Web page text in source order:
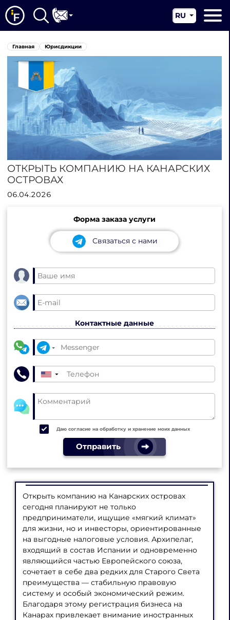
О нас
Новости
Юрисдикции
Контакты
RU
EN
Главная Юрисдикции
ОТКРЫТЬ КОМПАНИЮ НА КАНАРСКИХ
ОСТРОВАХ
06.04.2026
Форма заказа услуги
Связаться с нами
Контактные данные
▼
Даю согласие на обработку и хранение моих данных
Отправить
Открыть компанию на Канарских островах
сегодня планируют не только
предприниматели, ищущие «мягкий климат»
для жизни, но и инвесторы, ориентированные
на выгодные налоговые условия. Архипелаг,
входящий в состав Испании и одновременно
являющийся частью Европейского союза,
сочетает в себе два редких для Старого Света
преимущества — стабильную правовую
систему и особый экономический режим.
Благодаря этому регистрация бизнеса на
Канарах привлекает внимание иностранных